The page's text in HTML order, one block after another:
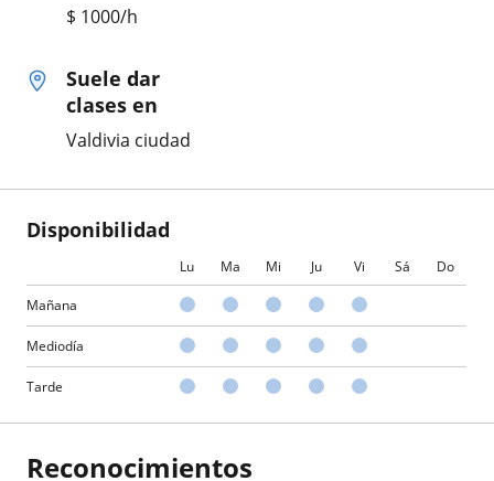
$ 1000/h
Suele dar
clases en
Valdivia ciudad
Disponibilidad
Lu Ma Mi Ju Vi Sá Do
Mañana
Mediodía
Tarde
Reconocimientos